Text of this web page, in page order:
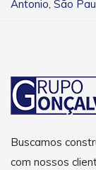
Antonio, São
Buscamos
com nossos